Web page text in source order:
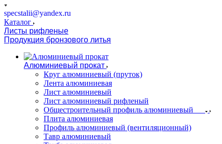
specstalii@yandex.ru
Каталог
Листы рифленые
Продукция бронзового литья
Алюминиевый прокат
Круг алюминиевый (пруток)
Лента алюминиевая
Лист алюминиевый
Лист алюминиевый рифленый
Общестроительный профиль алюминиевый
Плита алюминиевая
Профиль алюминиевый (вентиляционный)
Тавр алюминиевый